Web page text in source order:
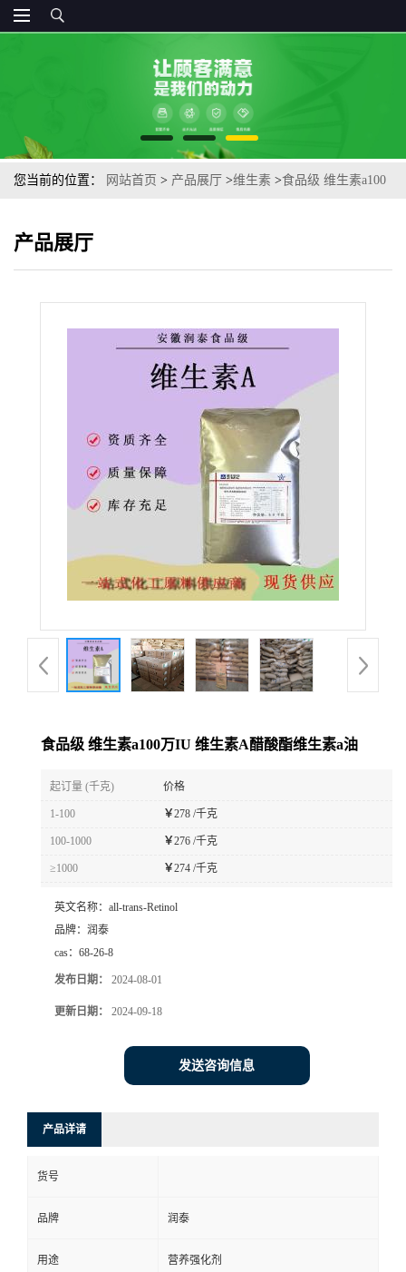
您当前的位置： 网站首页 > 产品展厅 >维生素 >食品级 维生素a100
产品展厅
食品级 维生素a100万IU 维生素A醋酸酯维生素a油
起订量 (千克) 价格
1-100 ￥278 /千克
100-1000 ￥276 /千克
≥1000 ￥274 /千克
英文名称： all-trans-Retinol
品牌： 润泰
cas： 68-26-8
发布日期： 2024-08-01
更新日期： 2024-09-18
发送咨询信息
产品详请
货号
品牌 润泰
用途 营养强化剂